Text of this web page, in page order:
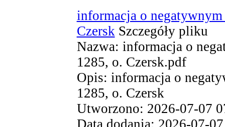
informacja o
Czersk Szczegóły pliku
Nazwa: informacja o
1285, o. Czersk.pdf
Opis: informacja o
1285, o. Czersk
Utworzono: 2026-07-07
Data dodania: 2026-07-